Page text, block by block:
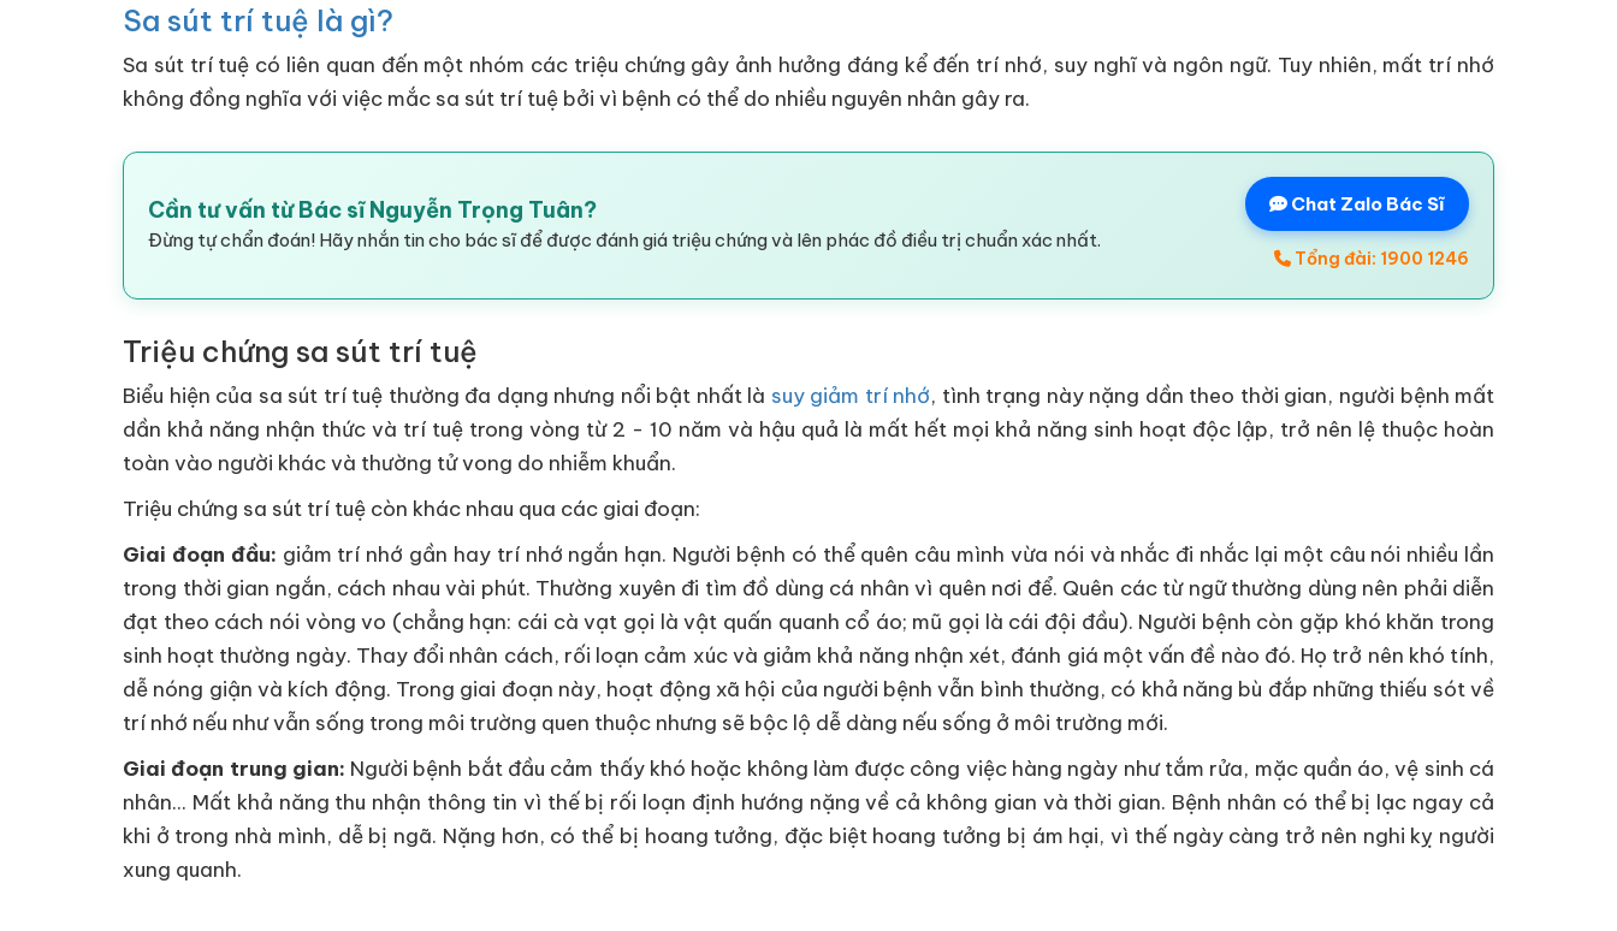
Sa sút trí tuệ là gì?
Sa sút trí tuệ có liên quan đến một nhóm các triệu chứng gây ảnh hưởng đáng kể đến trí nhớ, suy nghĩ và ngôn ngữ. Tuy nhiên, mất trí nhớ
không đồng nghĩa với việc mắc sa sút trí tuệ bởi vì bệnh có thể do nhiều nguyên nhân gây ra.
Cần tư vấn từ Bác sĩ Nguyễn Trọng Tuân?
Đừng tự chẩn đoán! Hãy nhắn tin cho bác sĩ để được đánh giá triệu chứng và lên phác đồ điều trị chuẩn xác nhất.
Chat Zalo Bác Sĩ
Tổng đài: 1900 1246
Triệu chứng sa sút trí tuệ
Biểu hiện của sa sút trí tuệ thường đa dạng nhưng nổi bật nhất là suy giảm trí nhớ, tình trạng này nặng dần theo thời gian, người bệnh mất
dần khả năng nhận thức và trí tuệ trong vòng từ 2 - 10 năm và hậu quả là mất hết mọi khả năng sinh hoạt độc lập, trở nên lệ thuộc hoàn
toàn vào người khác và thường tử vong do nhiễm khuẩn.
Triệu chứng sa sút trí tuệ còn khác nhau qua các giai đoạn:
Giai đoạn đầu: giảm trí nhớ gần hay trí nhớ ngắn hạn. Người bệnh có thể quên câu mình vừa nói và nhắc đi nhắc lại một câu nói nhiều lần
trong thời gian ngắn, cách nhau vài phút. Thường xuyên đi tìm đồ dùng cá nhân vì quên nơi để. Quên các từ ngữ thường dùng nên phải diễn
đạt theo cách nói vòng vo (chẳng hạn: cái cà vạt gọi là vật quấn quanh cổ áo; mũ gọi là cái đội đầu). Người bệnh còn gặp khó khăn trong
sinh hoạt thường ngày. Thay đổi nhân cách, rối loạn cảm xúc và giảm khả năng nhận xét, đánh giá một vấn đề nào đó. Họ trở nên khó tính,
dễ nóng giận và kích động. Trong giai đoạn này, hoạt động xã hội của người bệnh vẫn bình thường, có khả năng bù đắp những thiếu sót về
trí nhớ nếu như vẫn sống trong môi trường quen thuộc nhưng sẽ bộc lộ dễ dàng nếu sống ở môi trường mới.
Giai đoạn trung gian: Người bệnh bắt đầu cảm thấy khó hoặc không làm được công việc hàng ngày như tắm rửa, mặc quần áo, vệ sinh cá
nhân... Mất khả năng thu nhận thông tin vì thế bị rối loạn định hướng nặng về cả không gian và thời gian. Bệnh nhân có thể bị lạc ngay cả
khi ở trong nhà mình, dễ bị ngã. Nặng hơn, có thể bị hoang tưởng, đặc biệt hoang tưởng bị ám hại, vì thế ngày càng trở nên nghi kỵ người
xung quanh.